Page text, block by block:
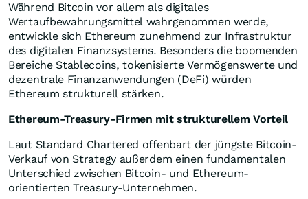
Während Bitcoin vor allem als digitales
Wertaufbewahrungsmittel wahrgenommen werde,
entwickle sich Ethereum zunehmend zur Infrastruktur
des digitalen Finanzsystems. Besonders die boomenden
Bereiche Stablecoins, tokenisierte Vermögenswerte und
dezentrale Finanzanwendungen (DeFi) würden
Ethereum strukturell stärken.
Ethereum-Treasury-Firmen mit strukturellem Vorteil
Laut Standard Chartered offenbart der jüngste Bitcoin-
Verkauf von Strategy außerdem einen fundamentalen
Unterschied zwischen Bitcoin- und Ethereum-
orientierten Treasury-Unternehmen.